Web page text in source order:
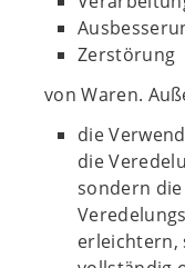
Zerstörung
von Waren.
die
die
sondern
erleichtern,